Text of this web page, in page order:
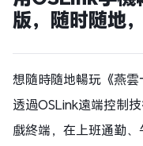
版，随时随地
想隨時隨地暢玩《燕雲
透過OSLink遠端控制
戲終端，在上班通勤